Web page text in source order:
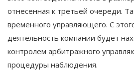
отнесенная к третьей очереди.
временного управляющего. С
деятельность компании будет
контролем арбитражного
процедуры наблюдения.